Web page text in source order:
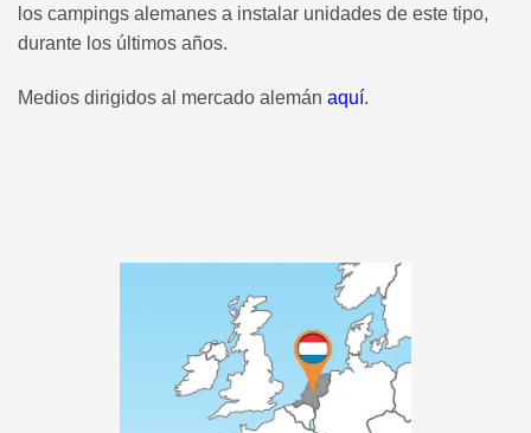
los campings alemanes a instalar unidades de este tipo,
durante los últimos años.
Medios dirigidos al mercado alemán aquí.